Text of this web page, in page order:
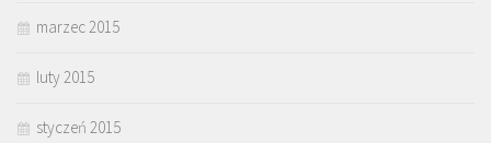
marzec 2015
luty 2015
styczeń 2015